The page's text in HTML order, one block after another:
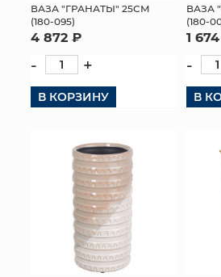
МЯГКИЕ
КОРЗИНЫ
ЯЩИКИ
ИСКУССТВЕННЫЕ
ПОДАРОЧНЫЕ
ВАЗА "ГРАНАТЫ" 25СМ
(180-095)
4 872 ₽
- +
В КОРЗИНУ
ВАЗА
(180-
1
-
В